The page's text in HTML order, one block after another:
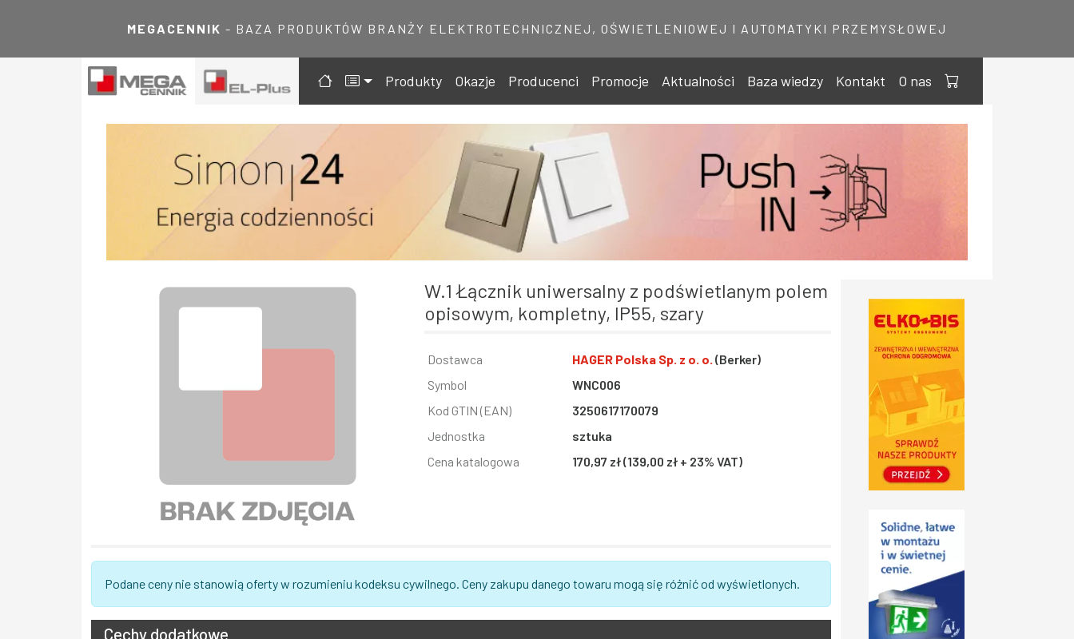
MEGACENNIK - BAZA PRODUKTÓW BRANŻY ELEKTROTECHNICZNEJ, OŚWIETLENIOWEJ I AUTOMATYKI PRZEMYSŁOWEJ
Produkty Okazje Producenci Promocje Aktualności Baza wiedzy Kontakt O nas
W.1 Łącznik uniwersalny z podświetlanym polem
opisowym, kompletny, IP55, szary
Informacja
Wartość
Dostawca HAGER Polska Sp. z o. o. (Berker)
Symbol
WNC006
Kod GTIN (EAN)
3250617170079
Jednostka
sztuka
Cena katalogowa
170,97 zł (139,00 zł + 23% VAT)
Podane ceny nie stanowią oferty w rozumieniu kodeksu cywilnego. Ceny zakupu danego towaru mogą się różnić od wyświetlonych.
Cechy dodatkowe